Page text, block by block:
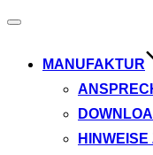
Navigation
MANUFAKTUR